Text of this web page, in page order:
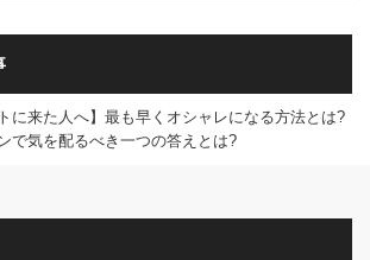
に来た人へ】最も早くオシャレになる方法とは?
で気を配るべき一つの答えとは?